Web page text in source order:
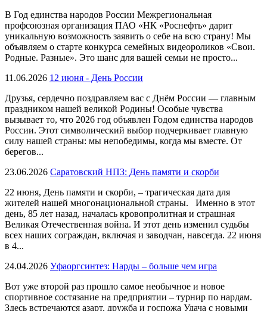
В Год единства народов России Межрегиональная
профсоюзная организация ПАО «НК «Роснефть» дарит
уникальную возможность заявить о себе на всю страну! Мы
объявляем о старте конкурса семейных видеороликов «Свои.
Родные. Разные». Это шанс для вашей семьи не просто...
11.06.2026 12 июня - День России
Друзья, сердечно поздравляем вас с Днём России — главным
праздником нашей великой Родины! Особые чувства
вызывает то, что 2026 год объявлен Годом единства народов
России. Этот символический выбор подчеркивает главную
силу нашей страны: мы непобедимы, когда мы вместе. От
берегов...
23.06.2026 Саратовский НПЗ: День памяти и скорби
22 июня, День памяти и скорби, – трагическая дата для
жителей нашей многонациональной страны. Именно в этот
день, 85 лет назад, началась кровопролитная и страшная
Великая Отечественная война. И этот день изменил судьбы
всех наших сограждан, включая и заводчан, навсегда. 22 июня
в 4...
24.04.2026 Уфаоргсинтез: Нарды – больше чем игра
Вот уже второй раз прошло самое необычное и новое
спортивное состязание на предприятии – турнир по нардам.
Здесь встречаются азарт, дружба и госпожа Удача с новыми